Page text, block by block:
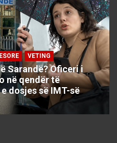
VETING
Sarandë? Oficeri i
në qendër të
dosjes së IMT-së